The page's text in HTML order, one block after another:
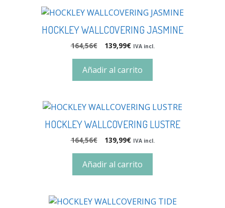
HOCKLEY WALLCOVERING JASMINE
164,56€ 139,99€ IVA incl.
Añadir al carrito
HOCKLEY WALLCOVERING LUSTRE
164,56€ 139,99€ IVA incl.
Añadir al carrito